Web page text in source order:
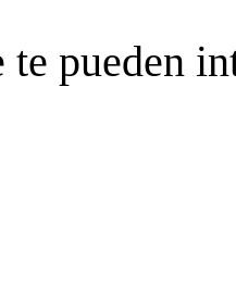
te pueden